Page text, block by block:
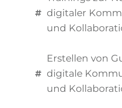
digitaler
und
Erstellen von
digitale
und